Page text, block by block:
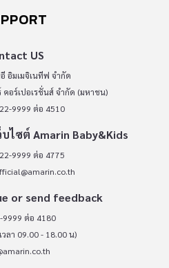
US
อิมเมจิเนทีฟ จำกัด
อร์เปอเรชั่นส์ จำกัด (มหาชน)
9999 ต่อ 4510
ไซต์ Amarin Baby&Kids
9999 ต่อ 4775
or send feedback
9999 ต่อ 4180
ลา 09.00 - 18.00 น)